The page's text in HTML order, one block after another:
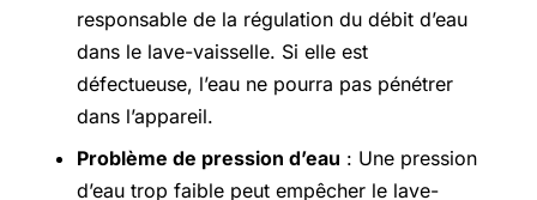
responsable de la régulation du débit d’eau
dans le lave-vaisselle. Si elle est
défectueuse, l’eau ne pourra pas pénétrer
dans l’appareil.
Problème de pression d’eau : Une pression
d’eau trop faible peut empêcher le lave-